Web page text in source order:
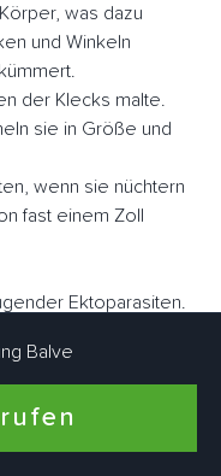
was dazu
und Winkeln
der Klecks malte.
sie in Größe und
wenn sie nüchtern
fast einem Zoll
Ektoparasiten.
werden.
können sie
Balve